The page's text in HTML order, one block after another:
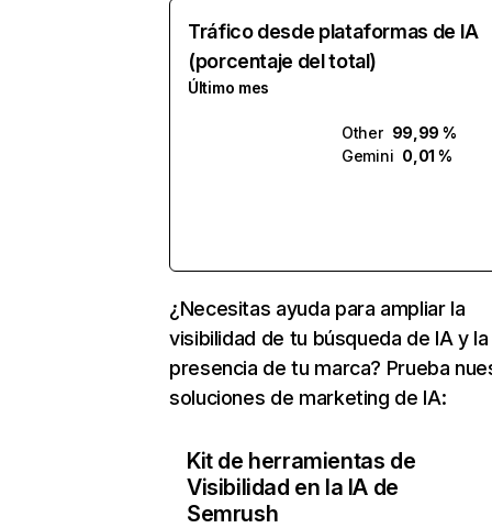
Tráfico desde plataformas de IA
(porcentaje del total)
Último mes
Other 99,99 %
Gemini 0,01 %
¿Necesitas ayuda para ampliar la
visibilidad de tu búsqueda de IA y la
presencia de tu marca? Prueba
soluciones de marketing de IA:
Kit de herramientas de
Visibilidad en la IA de
Semrush